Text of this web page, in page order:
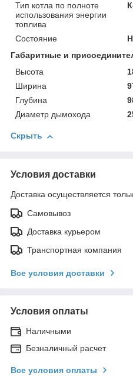
Тип котла по полноте
использования энергии
топлива
Состояние
Габаритные и
Высота
Ширина
Глубина
Диаметр дымохода
Скрыть
Условия доставки
Доставка осуществляется
Самовывоз
Доставка курьером
Транспортная компания
Все условия доставки
Условия оплаты
Наличными
Безналичный расчет
Все условия оплаты